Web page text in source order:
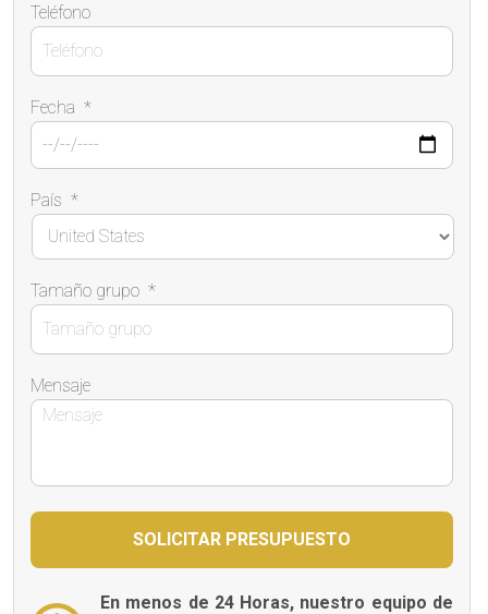
Teléfono
Fecha *
País *
Tamaño grupo *
Mensaje
En menos de 24 Horas, nuestro equipo de